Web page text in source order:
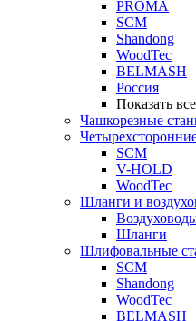
PROMA
SCM
Shandong
WoodTec
BELMASH
Россия
Показать все
Чашкорезные
SCM
V-HOLD
WoodTec
Шланги и
Шланги
Шлифовальные
SCM
Shandong
WoodTec
BELMASH